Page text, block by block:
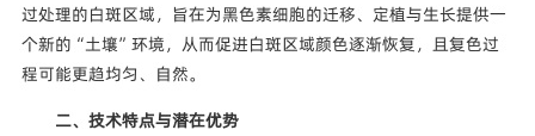
过处理的白斑区域，旨在为黑色素细胞的迁移、定植与生长提供一
个新的“土壤”环境，从而促进白斑区域颜色逐渐恢复，且复色过
程可能更趋均匀、自然。
二、技术特点与潜在优势